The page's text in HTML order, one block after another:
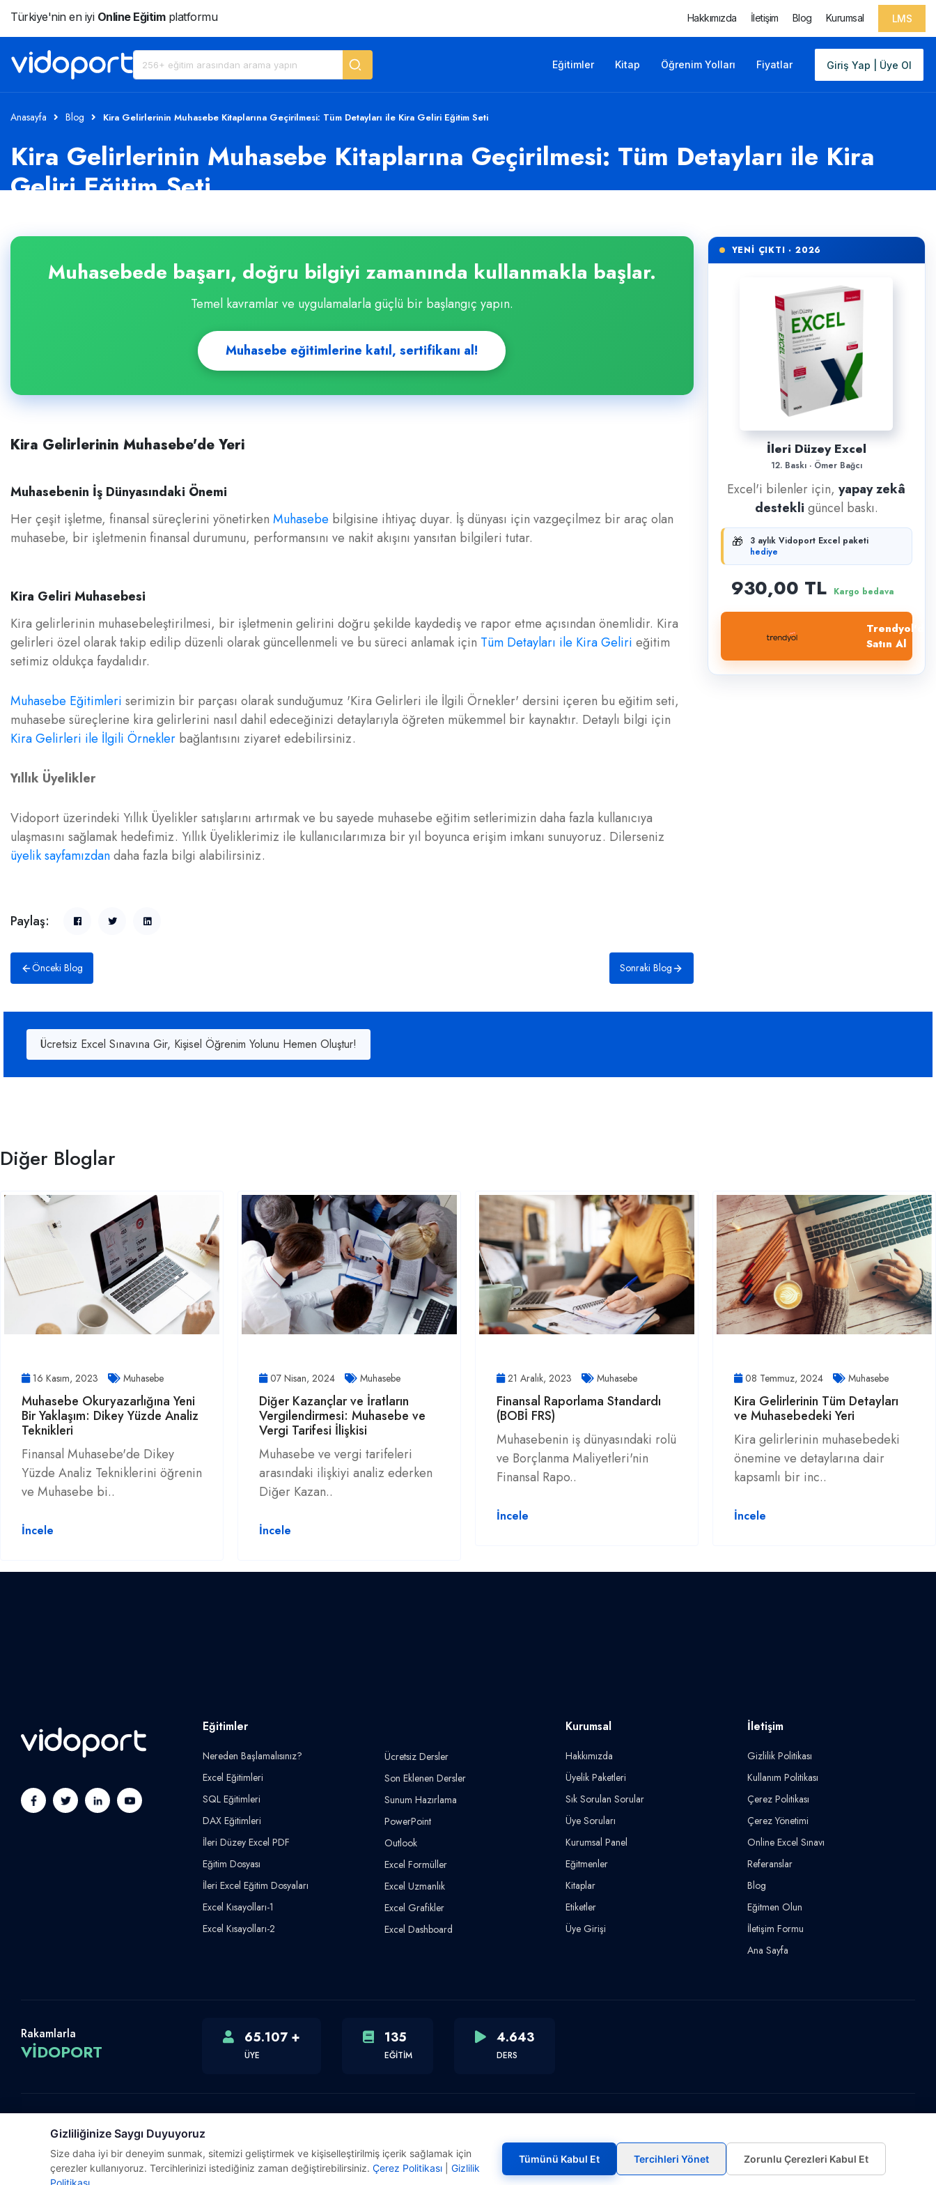
Türkiye'nin en iyi Online Eğitimplatformu Hakkımızda İletişim Blog Kurumsal LMS
Giriş Yap | Üye Ol
Eğitimler Kitap Öğrenim Yolları Fiyatlar
Anasayfa Blog Kira Gelirlerinin Muhasebe Kitaplarına Geçirilmesi: Tüm Detayları ile Kira Geliri Eğitim Seti
Kira Gelirlerinin Muhasebe Kitaplarına Geçirilmesi: Tüm Detayları ile Kira
Geliri Eğitim Seti
Muhasebede başarı, doğru bilgiyi zamanında kullanmakla başlar.
Temel kavramlar ve uygulamalarla güçlü bir başlangıç yapın.
Muhasebe eğitimlerine katıl, sertifikanı al!
Kira Gelirlerinin Muhasebe'de Yeri
Muhasebenin İş Dünyasındaki Önemi
Her çeşit işletme, finansal süreçlerini yönetirken Muhasebe bilgisine ihtiyaç duyar. İş dünyası için vazgeçilmez bir araç olan
muhasebe, bir işletmenin finansal durumunu, performansını ve nakit akışını yansıtan bilgileri tutar.
Kira Geliri Muhasebesi
Kira gelirlerinin muhasebeleştirilmesi, bir işletmenin gelirini doğru şekilde kaydediş ve rapor etme açısından önemlidir. Kira
gelirleri özel olarak takip edilip düzenli olarak güncellenmeli ve bu süreci anlamak için Tüm Detayları ile Kira Geliri eğitim
setimiz oldukça faydalıdır.
Muhasebe Eğitimleri serimizin bir parçası olarak sunduğumuz 'Kira Gelirleri ile İlgili Örnekler' dersini içeren bu eğitim seti,
muhasebe süreçlerine kira gelirlerini nasıl dahil edeceğinizi detaylarıyla öğreten mükemmel bir kaynaktır. Detaylı bilgi için
Kira Gelirleri ile İlgili Örnekler bağlantısını ziyaret edebilirsiniz.
Yıllık Üyelikler
Vidoport üzerindeki Yıllık Üyelikler satışlarını artırmak ve bu sayede muhasebe eğitim setlerimizin daha fazla kullanıcıya
ulaşmasını sağlamak hedefimiz. Yıllık Üyeliklerimiz ile kullanıcılarımıza bir yıl boyunca erişim imkanı sunuyoruz. Dilerseniz
üyelik sayfamızdandaha fazla bilgi alabilirsiniz.
Paylaş:
Önceki Blog Sonraki Blog
YENİ ÇIKTI · 2026
İleri Düzey Excel
12. Baskı · Ömer Bağcı
Excel'i bilenler için,yapay zekâ
destekli güncel baskı.
🎁
3 aylık Vidoport Excel paketi
hediye
930,00 TL Kargo bedava
Trendyol'dan
Satın Al
Ücretsiz Excel Sınavına Gir, Kişisel Öğrenim Yolunu Hemen Oluştur!
Diğer Bloglar
16 Kasım, 2023 Muhasebe
Muhasebe Okuryazarlığına Yeni
Bir Yaklaşım: Dikey Yüzde Analiz
Teknikleri
Finansal Muhasebe'de Dikey
Yüzde Analiz Tekniklerini öğrenin
ve Muhasebe bi..
İncele
07 Nisan, 2024 Muhasebe
Diğer Kazançlar ve İratların
Vergilendirmesi: Muhasebe ve
Vergi Tarifesi İlişkisi
Muhasebe ve vergi tarifeleri
arasındaki ilişkiyi analiz ederken
Diğer Kazan..
İncele
21 Aralık, 2023 Muhasebe
Finansal Raporlama Standardı
(BOBİ FRS)
Muhasebenin iş dünyasındaki rolü
ve Borçlanma Maliyetleri'nin
Finansal Rapo..
İncele
08 Temmuz, 2024 Muhasebe
Kira Gelirlerinin Tüm Detayları
ve Muhasebedeki Yeri
Kira gelirlerinin muhasebedeki
önemine ve detaylarına dair
kapsamlı bir inc..
İncele
Eğitimler
Nereden Başlamalısınız?
Excel Eğitimleri
SQL Eğitimleri
DAX Eğitimleri
İleri Düzey Excel PDF
Eğitim Dosyası
İleri Excel Eğitim Dosyaları
Excel Kısayolları-1
Excel Kısayolları-2
Ücretsiz Dersler
Son Eklenen Dersler
Sunum Hazırlama
PowerPoint
Outlook
Excel Formüller
Excel Uzmanlık
Excel Grafikler
Excel Dashboard
Kurumsal
Hakkımızda
Üyelik Paketleri
Sık Sorulan Sorular
Üye Soruları
Kurumsal Panel
Eğitmenler
Kitaplar
Etiketler
Üye Girişi
İletişim
Gizlilik Politikası
Kullanım Politikası
Çerez Politikası
Çerez Yönetimi
Online Excel Sınavı
Referanslar
Blog
Eğitmen Olun
İletişim Formu
Ana Sayfa
Rakamlarla
VİDOPORT
65.107 +
ÜYE
135
EĞİTİM
4.643
DERS
Telif Hakkı © 2026 Vidoport, Inc.
Software,Design & Development:Webimonline
Gizliliğinize Saygı Duyuyoruz
Size daha iyi bir deneyim sunmak, sitemizi geliştirmek ve kişiselleştirilmiş içerik sağlamak için
çerezler kullanıyoruz. Tercihlerinizi istediğiniz zaman değiştirebilirsiniz. Çerez Politikası
Gizlilik
Politikası
Tümünü Kabul Et Tercihleri Yönet Zorunlu Çerezleri Kabul Et